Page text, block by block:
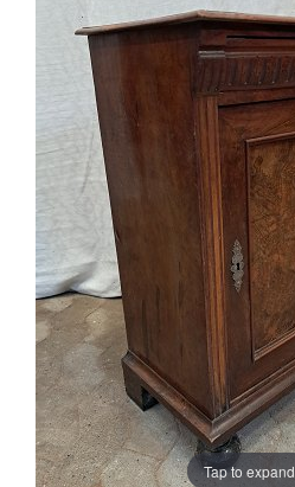
Tap to expand